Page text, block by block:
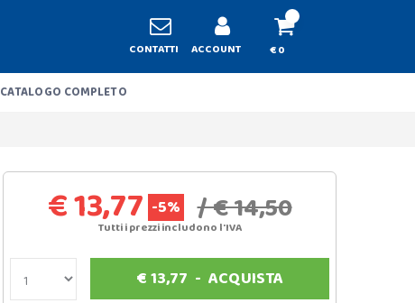
CONTATTI ACCOUNT € 0
CATALOGO COMPLETO
€ 13,77 -5% / € 14,50
Tutti i prezzi includono l'IVA
€13,77 - ACQUISTA